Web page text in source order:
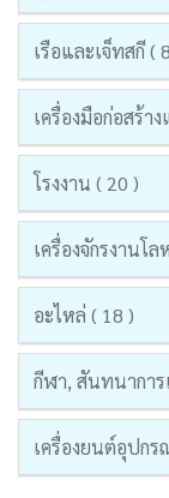
เรือและเจ็ทสกี (
เครื่องมือก่อสร้า
โรงงาน ( 20 )
เครื่องจักรงานโ
อะไหล่ ( 18 )
กีฬา, สันทนาการ
เครื่องยนต์อุปก